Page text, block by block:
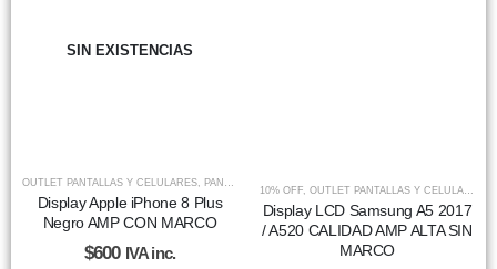
SIN EXISTENCIAS
OUTLET PANTALLAS Y CELULARES, PANTALLAS
Display Apple iPhone 8 Plus
Negro AMP CON MARCO
$600 IVA inc.
10% OFF, OUTLET PANTALLAS Y CELULARES
Display LCD Samsung A5 2017
/ A520 CALIDAD AMP ALTA SIN
MARCO